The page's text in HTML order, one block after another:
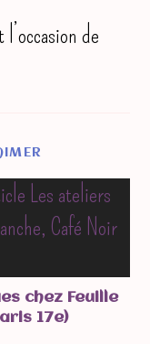
de
chez Feuille
17e)